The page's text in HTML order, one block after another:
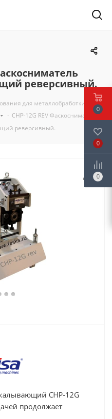
реверсивный.
для металлобработки
- CHP-12G REV Фаскосниматель
реверсивный.
СНР-12G
продолжает
0
0
0